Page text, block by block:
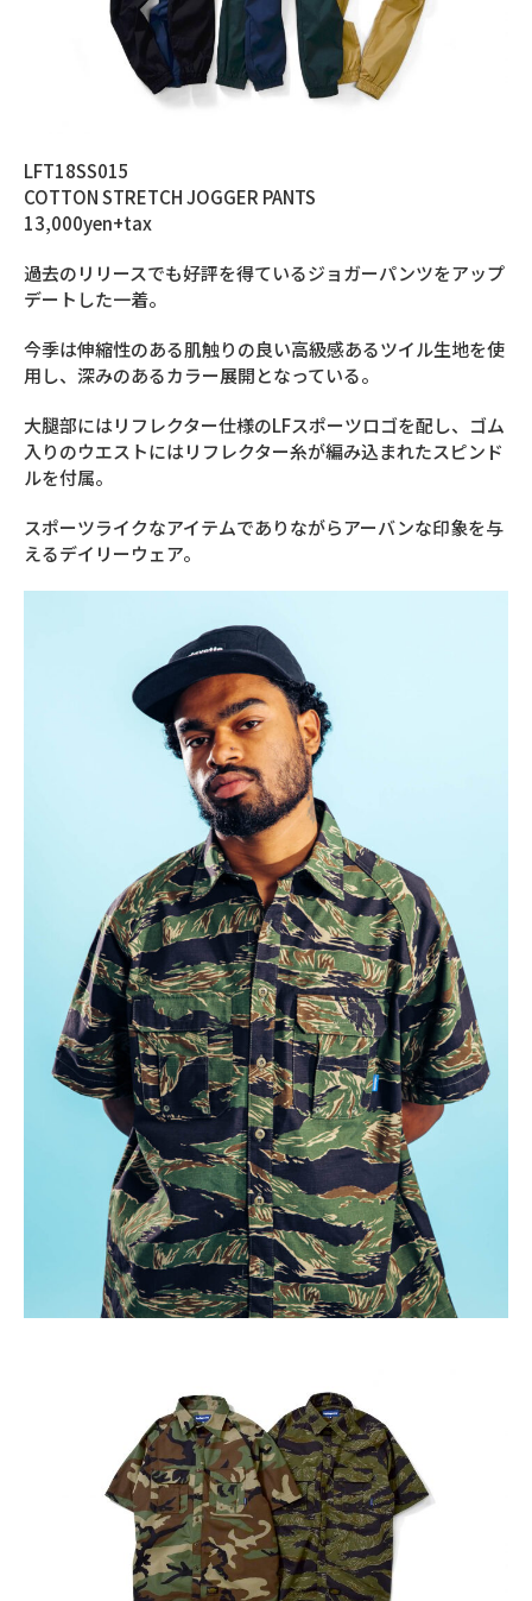
LFT18SS015
COTTON STRETCH JOGGER PANTS
13,000yen+tax
過去のリリースでも好評を得ているジョガーパンツをアップ
デートした一着。
今季は伸縮性のある肌触りの良い高級感あるツイル生地を使
用し、深みのあるカラー展開となっている。
大腿部にはリフレクター仕様のLFスポーツロゴを配し、ゴム
入りのウエストにはリフレクター糸が編み込まれたスピンド
ルを付属。
スポーツライクなアイテムでありながらアーバンな印象を与
えるデイリーウェア。